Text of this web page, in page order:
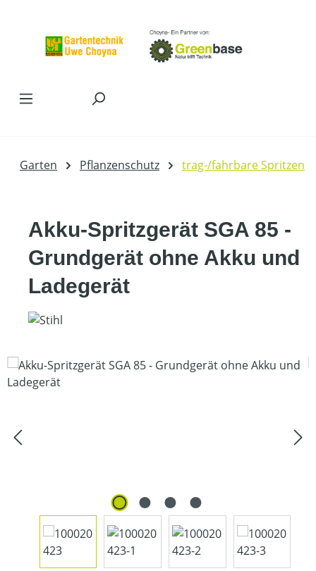
Garten Pflanzenschutz trag-/fahrbare Spritzen
Akku-Spritzgerät SGA 85 -
Grundgerät ohne Akku und
Ladegerät
Bildergalerie überspringen